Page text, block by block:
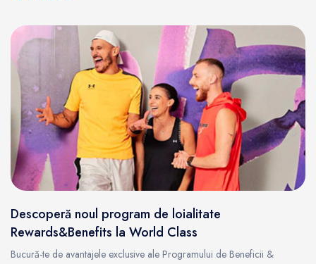
Descoperă noul program de loialitate
Rewards&Benefits la World Class
Bucură-te de avantajele exclusive ale Programului de Beneficii &